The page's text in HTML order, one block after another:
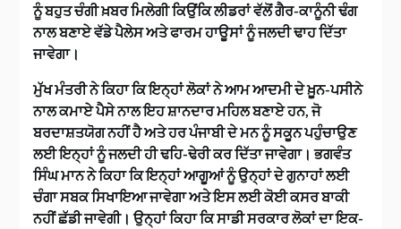
ਨੂੰ ਬਹੁਤ ਚੰਗੀ ਖ਼ਬਰ ਮਿਲੇਗੀ ਕਿਉਂਕਿ ਲੀਡਰਾਂ ਵੱਲੋਂ ਗੈਰ-ਕਾਨੂੰਨੀ ਢੰਗ
ਨਾਲ ਬਣਾਏ ਵੱਡੇ ਪੈਲੇਸ ਅਤੇ ਫਾਰਮ ਹਾਊਸਾਂ ਨੂੰ ਜਲਦੀ ਢਾਹ ਦਿੱਤਾ
ਜਾਵੇਗਾ।
ਮੁੱਖ ਮੰਤਰੀ ਨੇ ਕਿਹਾ ਕਿ ਇਨ੍ਹਾਂ ਲੋਕਾਂ ਨੇ ਆਮ ਆਦਮੀ ਦੇ ਖ਼ੂਨ-ਪਸੀਨੇ
ਨਾਲ ਕਮਾਏ ਪੈਸੇ ਨਾਲ ਇਹ ਸ਼ਾਨਦਾਰ ਮਹਿਲ ਬਣਾਏ ਹਨ, ਜੋ
ਬਰਦਾਸ਼ਤਯੋਗ ਨਹੀਂ ਹੈ ਅਤੇ ਹਰ ਪੰਜਾਬੀ ਦੇ ਮਨ ਨੂੰ ਸਕੂਨ ਪਹੁੰਚਾਉਣ
ਲਈ ਇਨ੍ਹਾਂ ਨੂੰ ਜਲਦੀ ਹੀ ਢਹਿ-ਢੇਰੀ ਕਰ ਦਿੱਤਾ ਜਾਵੇਗਾ। ਭਗਵੰਤ
ਸਿੰਘ ਮਾਨ ਨੇ ਕਿਹਾ ਕਿ ਇਨ੍ਹਾਂ ਆਗੂਆਂ ਨੂੰ ਉਨ੍ਹਾਂ ਦੇ ਗੁਨਾਹਾਂ ਲਈ
ਚੰਗਾ ਸਬਕ ਸਿਖਾਇਆ ਜਾਵੇਗਾ ਅਤੇ ਇਸ ਲਈ ਕੋਈ ਕਸਰ ਬਾਕੀ
ਨਹੀਂ ਛੱਡੀ ਜਾਵੇਗੀ। ਉਨ੍ਹਾਂ ਕਿਹਾ ਕਿ ਸਾਡੀ ਸਰਕਾਰ ਲੋਕਾਂ ਦਾ ਇਕ-